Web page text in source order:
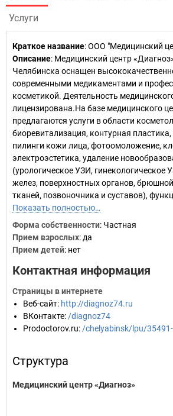
Услуги
Краткое название:ООО "Медицинский
Описание: Медицинский центр
Челябинска оснащен
современными медикаментами и
косметикой. Деятельность
лицензирована.На базе медицинского
предлагаются услуги в области
биоревитализация, контурная
пилинги кожи лица, фотоомоложение,
электроэстетика, удаление
(урологическое УЗИ,
желез, поверхностных органов,
тканей, позвоночника и суставов),
Показать полностью…
Форма собственности: Частная
Прием взрослых: да
Прием детей: нет
Контактная информация
Страницы в интернете
Веб-сайт: http://diagnoz74.ru
ВКонтакте: /diagnoz74
Prodoctorov.ru: /chelyabinsk/lpu/
Структура
Медицинский центр «Диагноз»